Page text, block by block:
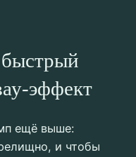
ещё выше:
и чтобы